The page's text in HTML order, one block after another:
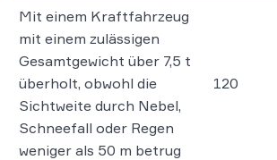
Mit einem Kraftfahrzeug
mit einem zulässigen
Gesamtgewicht über 7,5 t
überholt, obwohl die
Sichtweite durch Nebel,
Schneefall oder Regen
weniger als 50 m betrug
120